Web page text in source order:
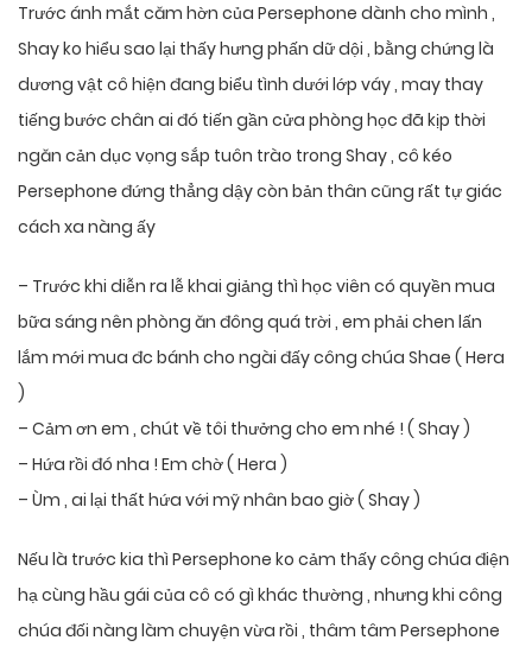
Trước ánh mắt căm hờn của Persephone dành cho mình ,
Shay ko hiểu sao lại thấy hưng phấn dữ dội , bằng chứng là
dương vật cô hiện đang biểu tình dưới lớp váy , may thay
tiếng bước chân ai đó tiến gần cửa phòng học đã kịp thời
ngăn cản dục vọng sắp tuôn trào trong Shay , cô kéo
Persephone đứng thẳng dậy còn bản thân cũng rất tự giác
cách xa nàng ấy
– Trước khi diễn ra lễ khai giảng thì học viên có quyền mua
bữa sáng nên phòng ăn đông quá trời , em phải chen lấn
lắm mới mua đc bánh cho ngài đấy công chúa Shae ( Hera
)
– Cảm ơn em , chút về tôi thưởng cho em nhé ! ( Shay )
– Hứa rồi đó nha ! Em chờ ( Hera )
– Ùm , ai lại thất hứa với mỹ nhân bao giờ ( Shay )
Nếu là trước kia thì Persephone ko cảm thấy công chúa điện
hạ cùng hầu gái của cô có gì khác thường , nhưng khi công
chúa đối nàng làm chuyện vừa rồi , thâm tâm Persephone